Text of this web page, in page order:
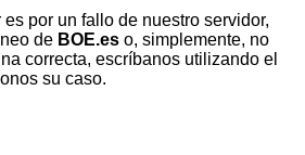
por un fallo de nuestro servidor,
de BOE.es o, simplemente, no
correcta, escríbanos utilizando el
su caso.